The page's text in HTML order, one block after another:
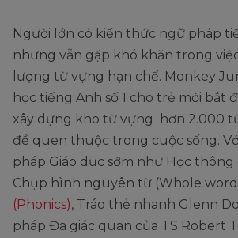
Người lớn có kiến thức ngữ pháp
nhưng vẫn gặp khó khăn trong
lượng từ vựng hạn chế. Monkey
học tiếng Anh số 1 cho trẻ mới bắt
xây dựng kho từ vựng hơn 2.000
đề quen thuộc trong cuộc sống.
pháp Giáo dục sớm như Học
Chụp hình nguyên từ (Whole
(Phonics), Tráo thẻ nhanh Glenn
pháp Đa giác quan của TS Robert